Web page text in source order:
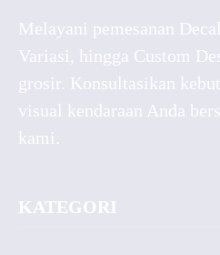
Melayani pemesanan
Variasi, hingga Custom
grosir. Konsultasikan
visual kendaraan Anda
kami.
KATEGORI